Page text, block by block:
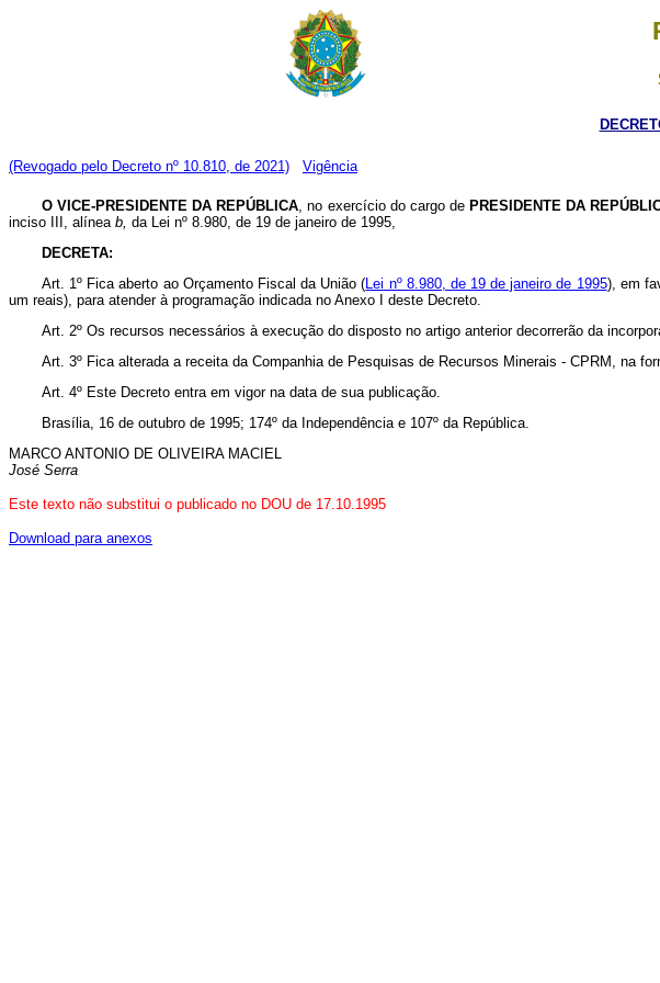
(Revogado pelo Decreto nº 10.810, de 2021) Vigência
O VICE-PRESIDENTE DA REPÚBLICA, no exercício do cargo de PRESIDENTE DA
inciso III, alínea b, da Lei nº 8.980, de 19 de janeiro de 1995,
DECRETA:
Art. 1º Fica aberto ao Orçamento Fiscal da União (Lei nº 8.980, de 19 de janeiro de 1995), em
um reais), para atender à programação indicada no Anexo I deste Decreto.
Art. 2º Os recursos necessários à execução do disposto no artigo anterior decorrerão da
Art. 3º Fica alterada a receita da Companhia de Pesquisas de Recursos Minerais - CPRM, na
Art. 4º Este Decreto entra em vigor na data de sua publicação.
Brasília, 16 de outubro de 1995; 174º da Independência e 107º da República.
MARCO ANTONIO DE OLIVEIRA MACIEL
José Serra
Este texto não substitui o publicado no DOU de 17.10.1995
Download para anexos